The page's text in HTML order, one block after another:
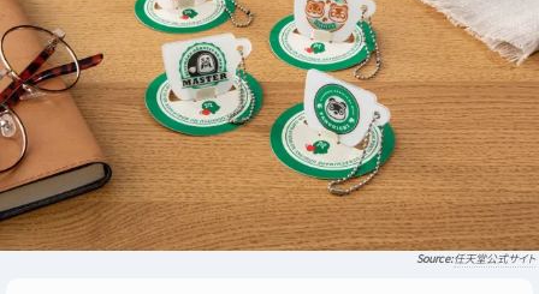
任天堂公式サイト